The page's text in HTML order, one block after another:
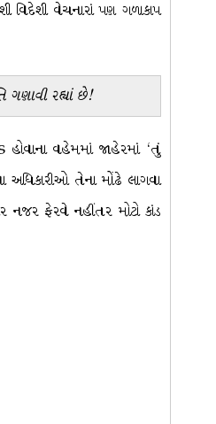
વેચનારાં પણ ગળાકાપ
ગણાવી રહ્યાં છે!
હોવાના વહેમમાં જાહેરમાં ‘તું
તેના મોંઢે લાગવા
નજર ફેરવે નહીંતર મોટો કાંડ